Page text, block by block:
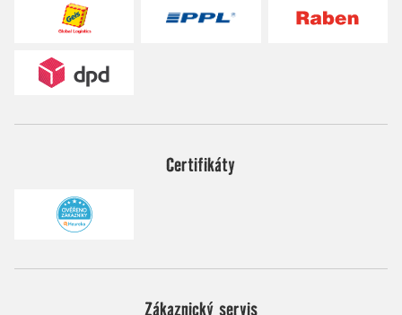
Certifikáty
Zákaznický servis